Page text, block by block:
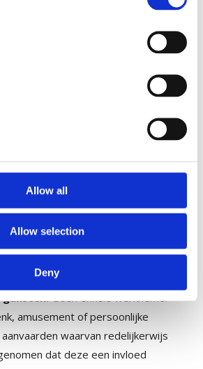
Allow all
Allow selection
Deny
en persoonlijke
van bescheiden waarde zijn en
mogen geen geschenken,
dienen te worden gemeld
dat zal bepalen welke
worden genomen.
gunsten:Geen enkele werknemer
amusement of persoonlijke
waarvan redelijkerwijs
dat deze een invloed